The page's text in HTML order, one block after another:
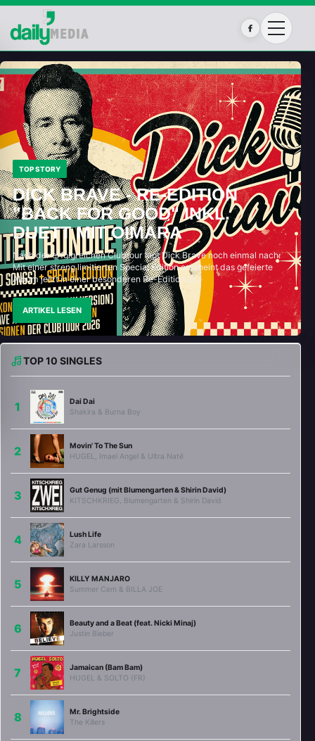
Facebook
TOP STORY
DICK BRAVE - RE-EDITION
"BACK FOR GOOD" INKL.
DUETT MIT OIMARA
Nach der erfolgreichen Clubtour legt Dick Brave noch einmal nach:
Mit einer streng limitierten Special Edition erscheint das gefeierte
Album jetzt in einer besonderen Re-Edition. D…
ARTIKEL LESEN
TOP 10 SINGLES
Dai Dai
Shakira & Burna Boy
Movin' To The Sun
HUGEL, Imael Angel & Ultra Naté
Gut Genug (mit Blumengarten & Shirin David)
KITSCHKRIEG, Blumengarten & Shirin David
Lush Life
Zara Larsson
KILLY MANJARO
Summer Cem & BILLA JOE
Beauty and a Beat (feat. Nicki Minaj)
Justin Bieber
Jamaican (Bam Bam)
HUGEL & SOLTO (FR)
Mr. Brightside
The Killers